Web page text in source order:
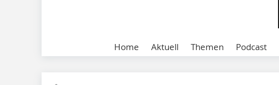
Home Aktuell Themen Podcast